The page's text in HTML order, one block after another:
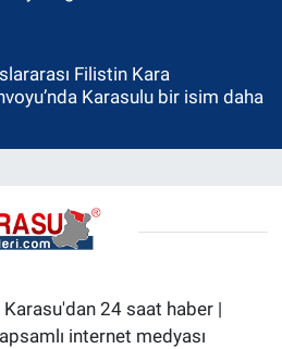
Filistin Kara
Karasulu bir isim daha
24 saat haber |
internet medyası